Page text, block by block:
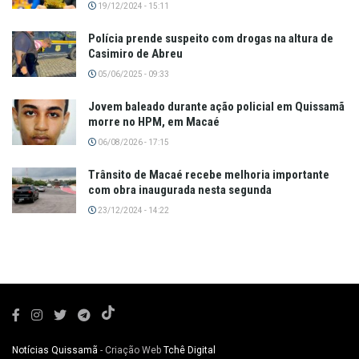
19/12/2024 - 15:11
Polícia prende suspeito com drogas na altura de
Casimiro de Abreu
05/06/2025 - 09:33
Jovem baleado durante ação policial em Quissamã
morre no HPM, em Macaé
06/08/2026 - 17:15
Trânsito de Macaé recebe melhoria importante
com obra inaugurada nesta segunda
23/12/2024 - 14:22
Notícias Quissamã - Criação Web Tchê Digital